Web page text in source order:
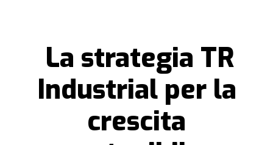
La strategia TR
Industrial per la
crescita